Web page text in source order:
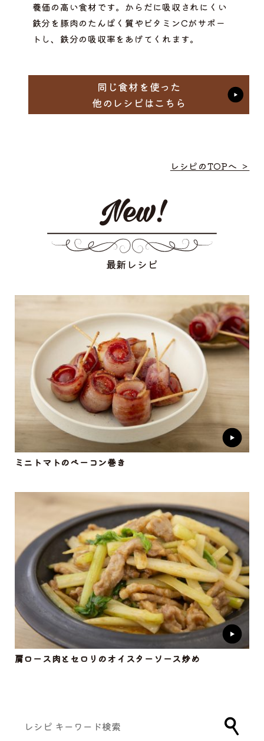
養価の高い食材です。からだに吸収されにくい
鉄分を豚肉のたんぱく質やビタミンCがサポー
トし、鉄分の吸収率をあげてくれます。
同じ食材を使った
他のレシピはこちら
レシピのTOPへ ＞
最新レシピ
ミニトマトのベーコン巻き
肩ロース肉とセロリのオイスターソース炒め